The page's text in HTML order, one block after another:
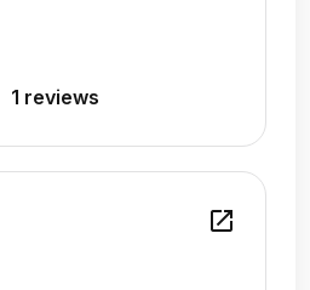
1 reviews
open_in_new